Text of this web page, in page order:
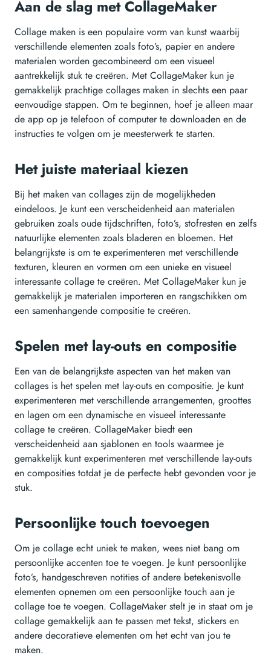
Aan de slag met CollageMaker
Collage maken is een populaire vorm van kunst waarbij
verschillende elementen zoals foto’s, papier en andere
materialen worden gecombineerd om een visueel
aantrekkelijk stuk te creëren. Met CollageMaker kun je
gemakkelijk prachtige collages maken in slechts een paar
eenvoudige stappen. Om te beginnen, hoef je alleen maar
de app op je telefoon of computer te downloaden en de
instructies te volgen om je meesterwerk te starten.
Het juiste materiaal kiezen
Bij het maken van collages zijn de mogelijkheden
eindeloos. Je kunt een verscheidenheid aan materialen
gebruiken zoals oude tijdschriften, foto’s, stofresten en zelfs
natuurlijke elementen zoals bladeren en bloemen. Het
belangrijkste is om te experimenteren met verschillende
texturen, kleuren en vormen om een unieke en visueel
interessante collage te creëren. Met CollageMaker kun je
gemakkelijk je materialen importeren en rangschikken om
een samenhangende compositie te creëren.
Spelen met lay-outs en compositie
Een van de belangrijkste aspecten van het maken van
collages is het spelen met lay-outs en compositie. Je kunt
experimenteren met verschillende arrangementen, groottes
en lagen om een dynamische en visueel interessante
collage te creëren. CollageMaker biedt een
verscheidenheid aan sjablonen en tools waarmee je
gemakkelijk kunt experimenteren met verschillende lay-outs
en composities totdat je de perfecte hebt gevonden voor je
stuk.
Persoonlijke touch toevoegen
Om je collage echt uniek te maken, wees niet bang om
persoonlijke accenten toe te voegen. Je kunt persoonlijke
foto’s, handgeschreven notities of andere betekenisvolle
elementen opnemen om een persoonlijke touch aan je
collage toe te voegen. CollageMaker stelt je in staat om je
collage gemakkelijk aan te passen met tekst, stickers en
andere decoratieve elementen om het echt van jou te
maken.